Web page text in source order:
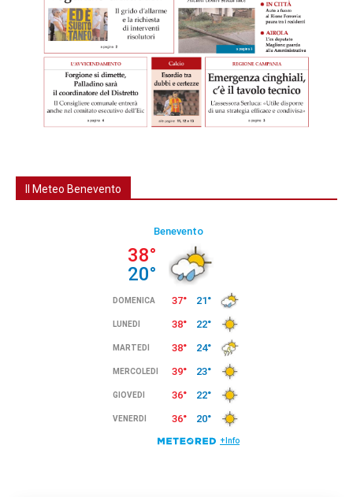
Il Meteo Benevento